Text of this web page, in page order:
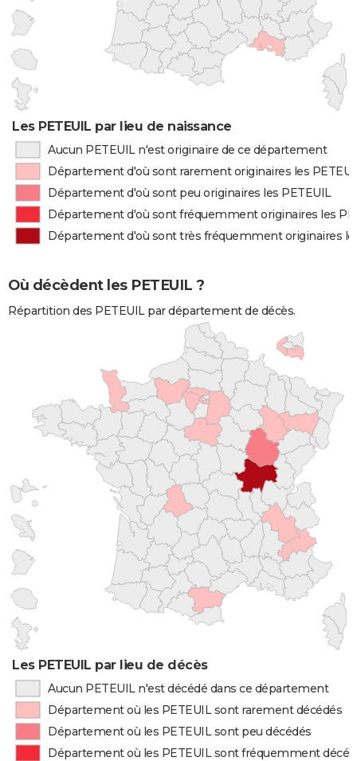
Les PETEUIL par lieu de naissance
Aucun PETEUIL n'est originaire de ce département
Département d'où sont rarement originaires les
Département d'où sont peu originaires les PETEUIL
Département d'où sont fréquemment originaires les
Département d'où sont très fréquemment originaires
Où décèdent les PETEUIL ?
Répartition des PETEUIL par département de décès.
Les PETEUIL par lieu de décès
Aucun PETEUIL n'est décédé dans ce département
Département où les PETEUIL sont rarement décédés
Département où les PETEUIL sont peu décédés
Département où les PETEUIL sont fréquemment